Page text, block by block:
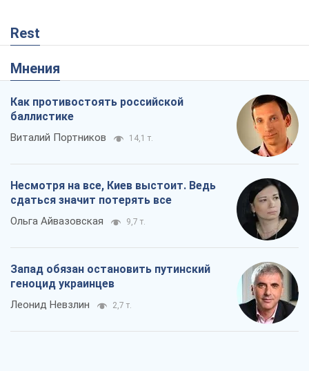
Rest
Мнения
Как противостоять российской
баллистике
Виталий Портников 14,1 т.
Несмотря на все, Киев выстоит. Ведь
сдаться значит потерять все
Ольга Айвазовская 9,7 т.
Запад обязан остановить путинский
геноцид украинцев
Леонид Невзлин 2,7 т.